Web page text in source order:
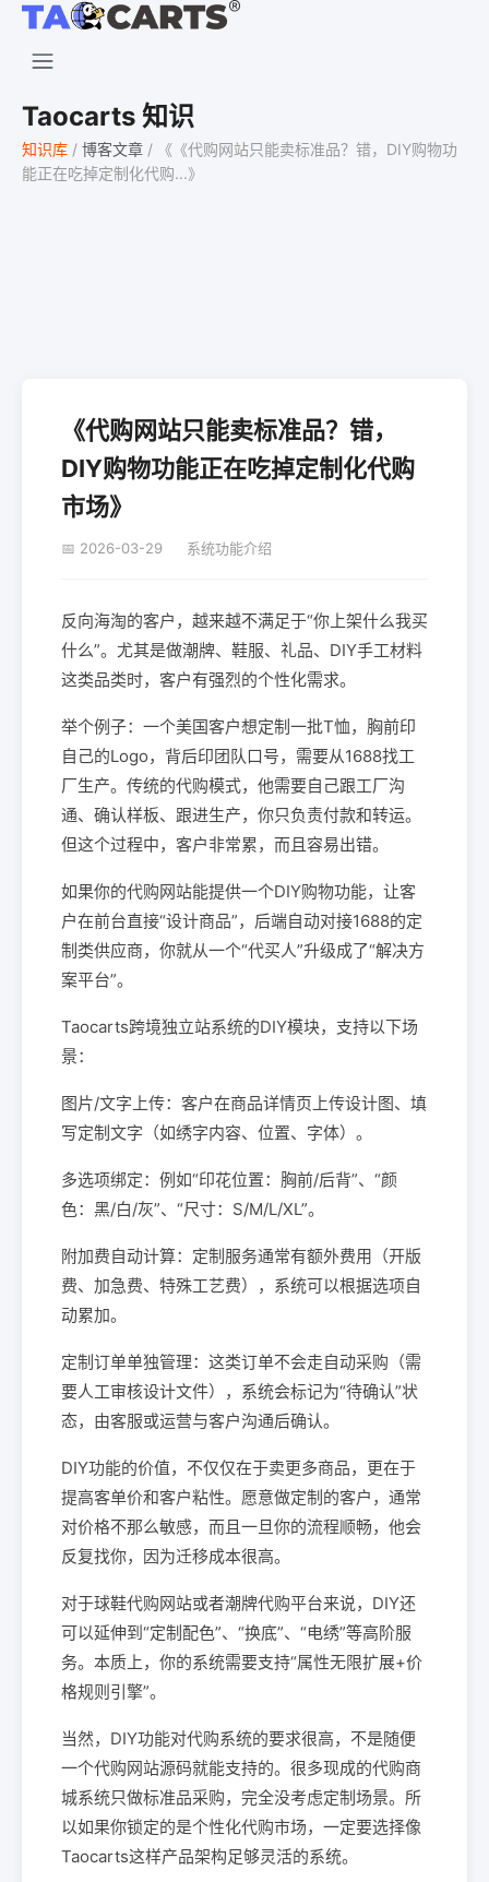
Taocarts 知识
知识库 / 博客文章 /
《《代购网站只能卖标准品？错，DIY购物功
能正在吃掉定制化代购...》
《代购网站只能卖标准品？错，
DIY购物功能正在吃掉定制化代购
市场》
📅 2026-03-29 系统功能介绍
反向海淘的客户，越来越不满足于“你上架什么我买
什么”。尤其是做潮牌、鞋服、礼品、DIY手工材料
这类品类时，客户有强烈的个性化需求。
举个例子：一个美国客户想定制一批T恤，胸前印
自己的Logo，背后印团队口号，需要从1688找工
厂生产。传统的代购模式，他需要自己跟工厂沟
通、确认样板、跟进生产，你只负责付款和转运。
但这个过程中，客户非常累，而且容易出错。
如果你的代购网站能提供一个DIY购物功能，让客
户在前台直接“设计商品”，后端自动对接1688的定
制类供应商，你就从一个“代买人”升级成了“解决方
案平台”。
Taocarts跨境独立站系统的DIY模块，支持以下场
景：
图片/文字上传：客户在商品详情页上传设计图、填
写定制文字（如绣字内容、位置、字体）。
多选项绑定：例如“印花位置：胸前/后背”、“颜
色：黑/白/灰”、“尺寸：S/M/L/XL”。
附加费自动计算：定制服务通常有额外费用（开版
费、加急费、特殊工艺费），系统可以根据选项自
动累加。
定制订单单独管理：这类订单不会走自动采购（需
要人工审核设计文件），系统会标记为“待确认”状
态，由客服或运营与客户沟通后确认。
DIY功能的价值，不仅仅在于卖更多商品，更在于
提高客单价和客户粘性。愿意做定制的客户，通常
对价格不那么敏感，而且一旦你的流程顺畅，他会
反复找你，因为迁移成本很高。
对于球鞋代购网站或者潮牌代购平台来说，DIY还
可以延伸到“定制配色”、“换底”、“电绣”等高阶服
务。本质上，你的系统需要支持“属性无限扩展+价
格规则引擎”。
当然，DIY功能对代购系统的要求很高，不是随便
一个代购网站源码就能支持的。很多现成的代购商
城系统只做标准品采购，完全没考虑定制场景。所
以如果你锁定的是个性化代购市场，一定要选择像
Taocarts这样产品架构足够灵活的系统。